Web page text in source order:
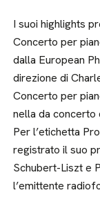
I suoi highlights
Concerto per
dalla European
direzione di
Concerto per
nella da concerto
Per l’etichetta
registrato il suo
Schubert-Liszt e
l’emittente